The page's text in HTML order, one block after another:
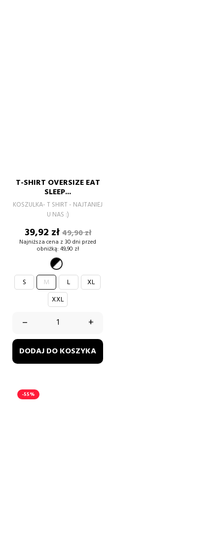
T-SHIRT OVERSIZE EAT
SLEEP...
KOSZULKA- T SHIRT - NAJTANIEJ
U NAS :)
Cena
39,92 złCena
podstawowa
49,90 zł
Najniższa cena z 30 dni przed
obniżką: 49,90 zł
czarno-
biały
S M L
XL
XXL
– +
DODAJ DO KOSZYKA
-55%